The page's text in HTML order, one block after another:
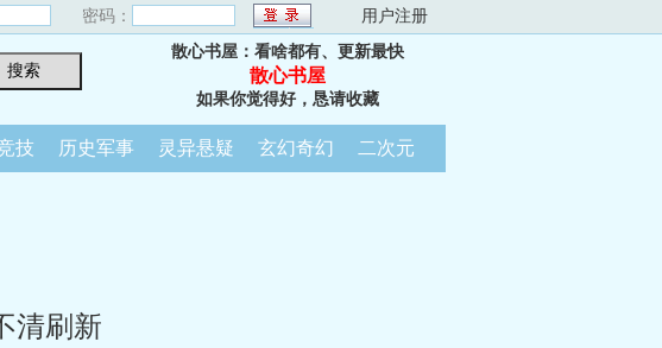
密码： 用户注册
散心书屋：看啥都有、更新最快
散心书屋
如果你觉得好，恳请收藏
技 历史军事 灵异悬疑 玄幻奇幻 二次元
清刷新